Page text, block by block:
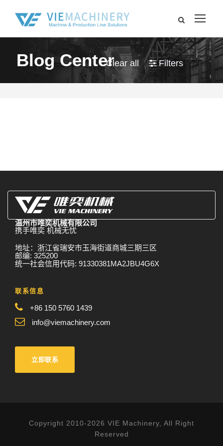
Blog CenterClear all Filters
温州市唯奕机械有限公司
携手唯奕 机械无忧
地址：浙江省瑞安市玉海街道商城三期三区
邮编: 325200
统一社会信用代码: 91330381MA2JBU4G6X
联系信息
+86 150 5760 1439
info@viemachinery.com
立即联系
Copyright 2010-2026 VIE Machinery, All Right
Reserved